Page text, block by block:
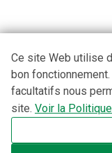
Ce site Web utilise
bon
facultatifs nous
site. Voir la